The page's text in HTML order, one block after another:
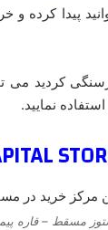
پیدا کرده و
کردید می
نمایید.
مسقط – قاره